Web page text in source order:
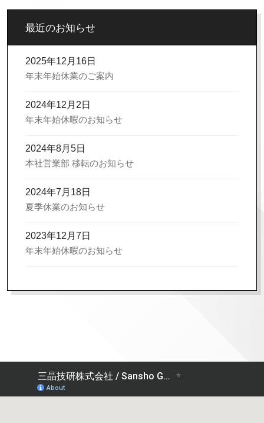
最近のお知らせ
2025年12月16日
年末年始休業のご案内
2024年12月2日
年末年始休暇のお知らせ
2024年8月5日
本社営業部 移転のお知らせ
2024年7月18日
夏季休業のお知らせ
2023年12月7日
年末年始休暇のお知らせ